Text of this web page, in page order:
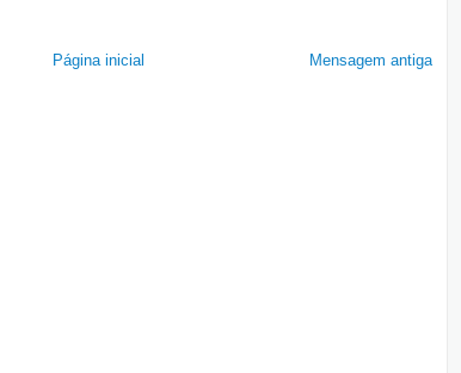
Mensagem antiga
Página inicial